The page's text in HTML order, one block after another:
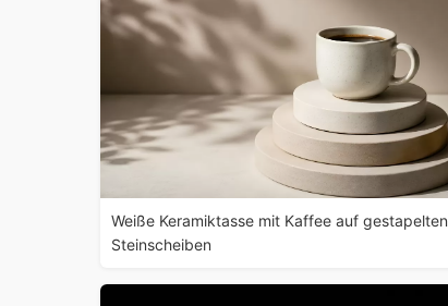
Weiße Keramiktasse mit Kaffee auf gestapelten
Steinscheiben